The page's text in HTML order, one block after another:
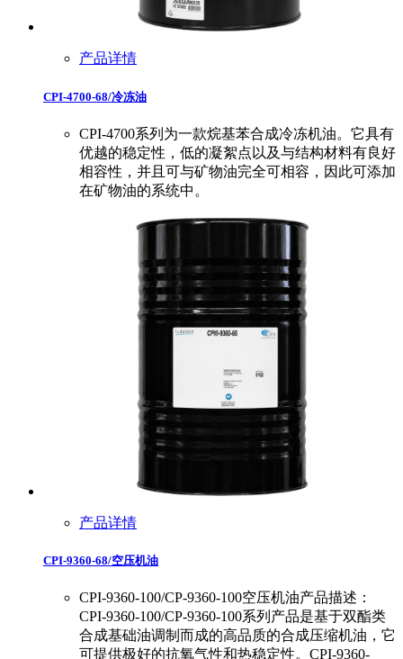
产品详情
CPI-4700-68/冷冻油
CPI-4700系列为一款烷基苯合成冷冻机油。它具有
优越的稳定性，低的凝絮点以及与结构材料有良好
相容性，并且可与矿物油完全可相容，因此可添加
在矿物油的系统中。
产品详情
CPI-9360-68/空压机油
CPI-9360-100/CP-9360-100空压机油产品描述：
CPI-9360-100/CP-9360-100系列产品是基于双酯类
合成基础油调制而成的高品质的合成压缩机油，它
可提供极好的抗氧气性和热稳定性。CPI-9360-